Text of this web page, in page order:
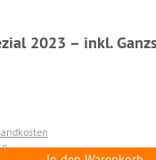
2023 – inkl.